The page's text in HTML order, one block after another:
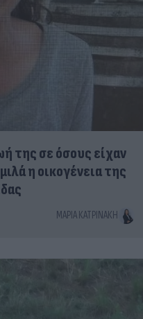
της σε όσους είχαν
η οικογένεια της
ΜΑΡΊΑ ΚΑΤΡΙΝΆΚΗ